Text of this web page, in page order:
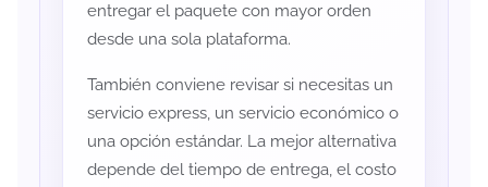
entregar el paquete con mayor orden
desde una sola plataforma.
También conviene revisar si necesitas un
servicio express, un servicio económico o
una opción estándar. La mejor alternativa
depende del tiempo de entrega, el costo